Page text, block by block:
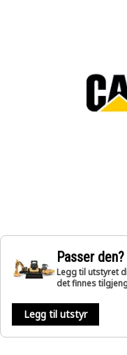
Passer den?
Legg til utstyret
det finnes
Legg til utstyr